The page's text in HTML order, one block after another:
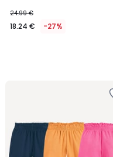
24.99 €
18.24 € -27%